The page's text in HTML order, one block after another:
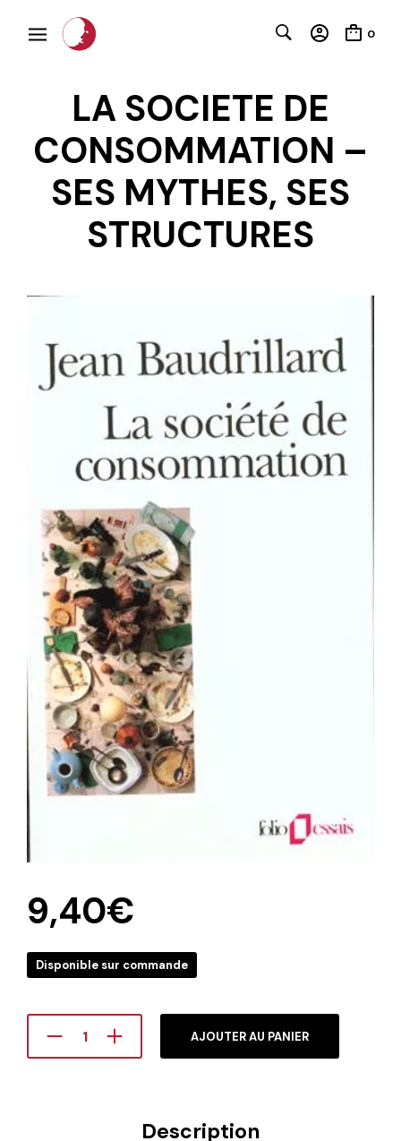
0
LA SOCIETE DE
CONSOMMATION –
SES MYTHES, SES
STRUCTURES
9,40€
Disponible sur commande
AJOUTER AU PANIER
Description